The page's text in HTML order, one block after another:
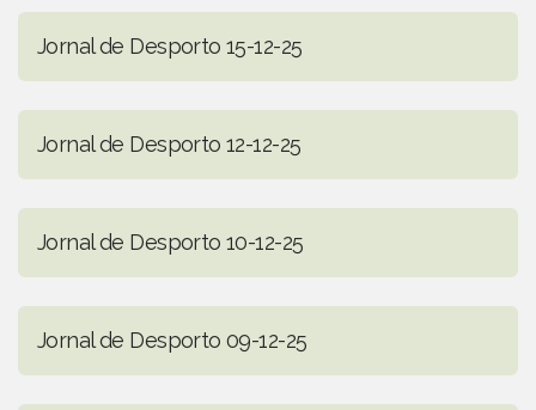
Jornal de Desporto 15-12-25
Jornal de Desporto 12-12-25
Jornal de Desporto 10-12-25
Jornal de Desporto 09-12-25